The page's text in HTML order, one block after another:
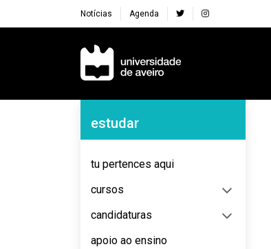
Notícias Agenda
Navegação Principal
Navegação Lateral
estudar
tu pertences aqui
cursos
candidaturas
apoio ao ensino